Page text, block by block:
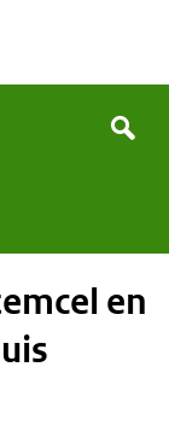
the
Search
en